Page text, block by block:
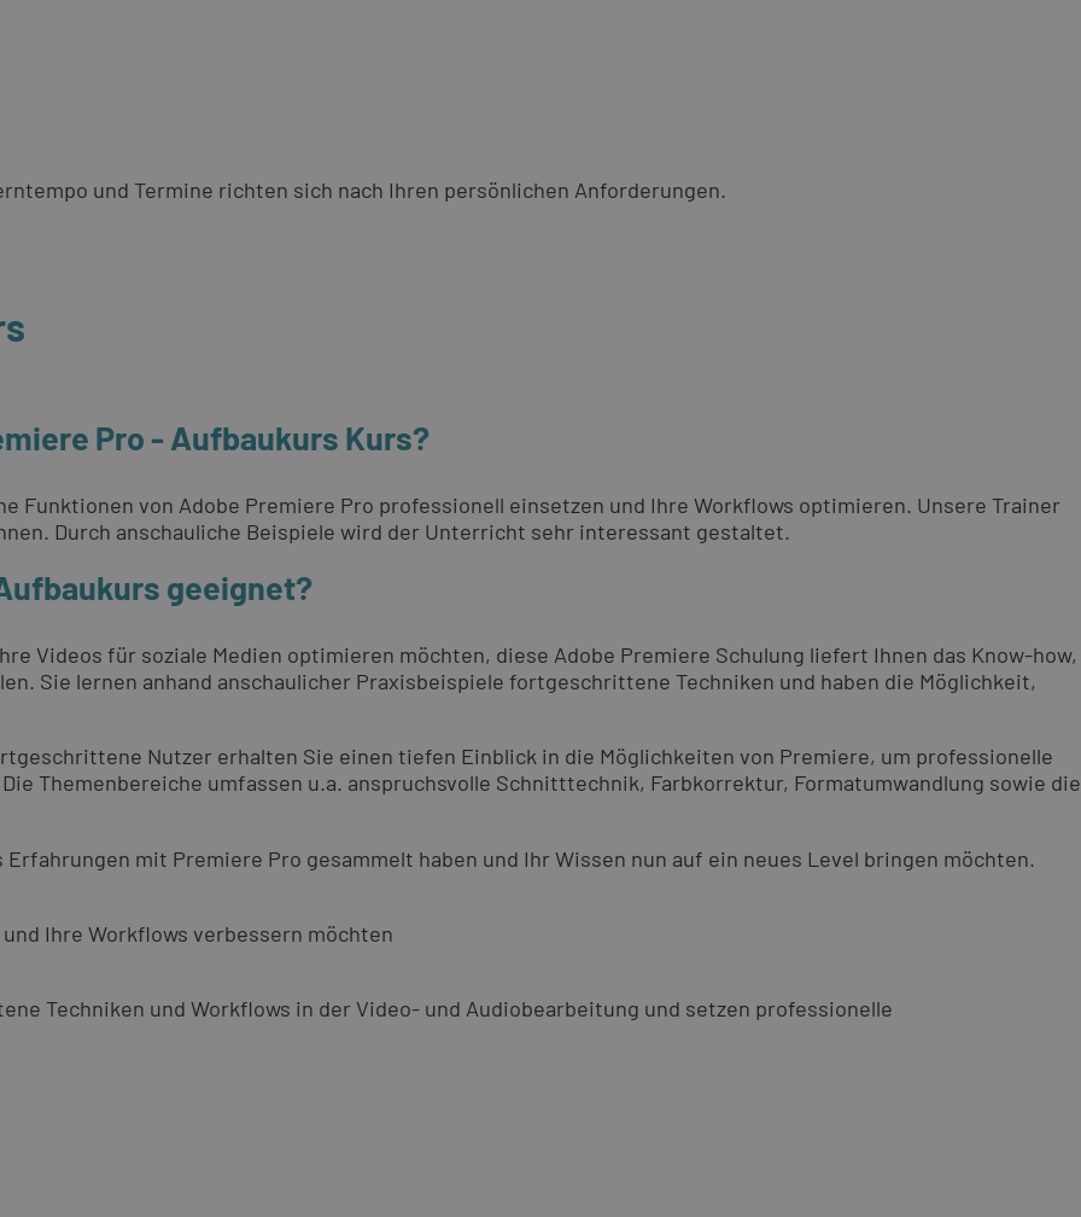
und Termine richten sich nach Ihren persönlichen Anforderungen.
Pro - Aufbaukurs Kurs?
Funktionen von Adobe Premiere Pro professionell einsetzen und Ihre Workflows optimieren. Unsere Trainer
Durch anschauliche Beispiele wird der Unterricht sehr interessant gestaltet.
geeignet?
Videos für soziale Medien optimieren möchten, diese Adobe Premiere Schulung liefert Ihnen das Know-how,
Sie lernen anhand anschaulicher Praxisbeispiele fortgeschrittene Techniken und haben die Möglichkeit,
Nutzer erhalten Sie einen tiefen Einblick in die Möglichkeiten von Premiere, um professionelle
Themenbereiche umfassen u.a. anspruchsvolle Schnitttechnik, Farbkorrektur, Formatumwandlung sowie die
mit Premiere Pro gesammelt haben und Ihr Wissen nun auf ein neues Level bringen möchten.
Ihre Workflows verbessern möchten
Techniken und Workflows in der Video- und Audiobearbeitung und setzen professionelle